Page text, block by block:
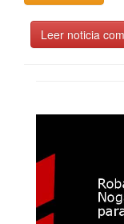
Leer noticia